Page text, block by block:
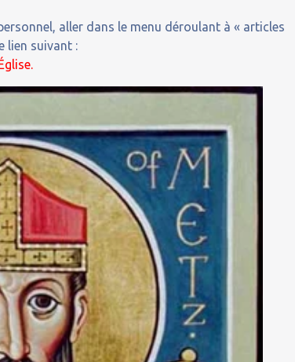
aller dans le menu déroulant à « articles
lien suivant :